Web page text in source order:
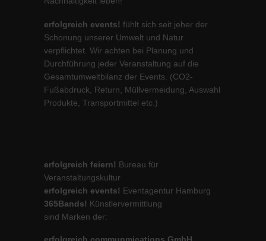
erfolgreich events! fühlt sich seit jeher der
Schonung unserer Umwelt und Natur
verpflichtet. Wir achten bei Planung und
Durchführung jeder Veranstaltung auf die
Gesamtumweltbilanz der Events. (CO2-
Fußabdruck, Return, Müllvermeidung, Auswahl
Produkte, Transportmittel etc.)
erfolgreich feiern! Bureau für
Veranstaltungskultur
erfolgreich events! Eventagentur Hamburg
365Bands! Künstlervermittlung
sind Marken der: